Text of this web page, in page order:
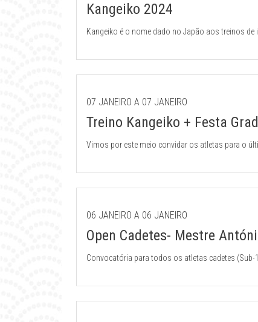
Kangeiko 2024
Kangeiko é o nome dado no Japão aos treinos de
07 JANEIRO A 07 JANEIRO
Treino Kangeiko + Festa
Vimos por este meio convidar os atletas para o
06 JANEIRO A 06 JANEIRO
Open Cadetes- Mestre
Convocatória para todos os atletas cadetes (Sub-